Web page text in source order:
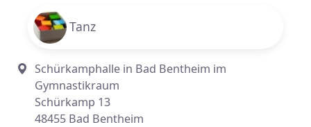
Tanz
Schürkamphalle in Bad Bentheim im
Gymnastikraum
Schürkamp 13
48455 Bad Bentheim